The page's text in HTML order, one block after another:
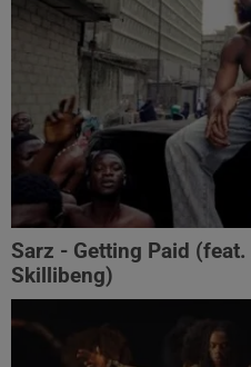
Sarz - Getting Paid
Skillibeng)